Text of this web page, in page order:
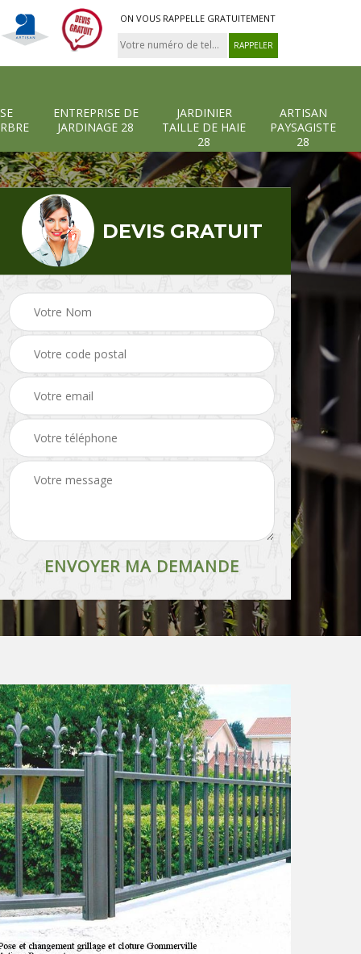
ON VOUS RAPPELLE GRATUITEMENT
ENTREPRISE DE
JARDINAGE 28
JARDINIER
TAILLE DE HAIE
28
ARTISAN
PAYSAGISTE
28
Entreprise abattage Entreprise de
jardinage 28
DEVIS GRATUIT